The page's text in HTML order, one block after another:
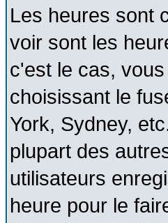
Les heures sont
voir sont les
c'est le cas,
choisissant le
York, Sydney,
plupart des
utilisateurs
heure pour le